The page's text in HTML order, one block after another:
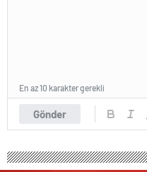
Gönder
En az 10 karakter gerekli